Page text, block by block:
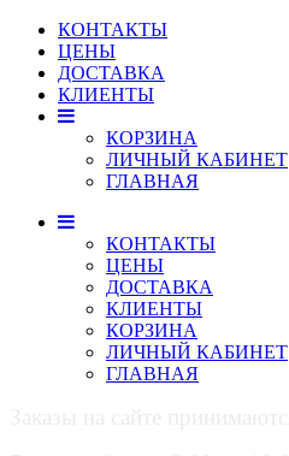
КОНТАКТЫ
ЦЕНЫ
ДОСТАВКА
КЛИЕНТЫ
КОРЗИНА
ЛИЧНЫЙ КАБИНЕТ
ГЛАВНАЯ
КОНТАКТЫ
ЦЕНЫ
ДОСТАВКА
КЛИЕНТЫ
КОРЗИНА
ЛИЧНЫЙ КАБИНЕТ
ГЛАВНАЯ